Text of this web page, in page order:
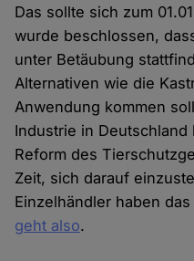
Das sollte sich zum
wurde beschlossen,
unter Betäubung
Alternativen wie die
Anwendung kommen
Industrie in
Reform des
Zeit, sich darauf
Einzelhändler haben
geht also.